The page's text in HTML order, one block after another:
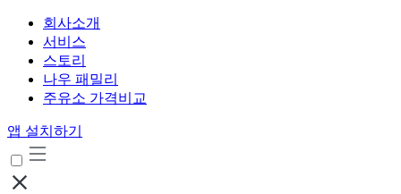
회사소개
서비스
스토리
나우 패밀리
주유소 가격비교
앱 설치하기